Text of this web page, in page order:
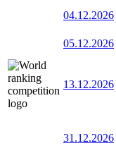
04.12.2026
05.12.2026
13.12.2026
31.12.2026